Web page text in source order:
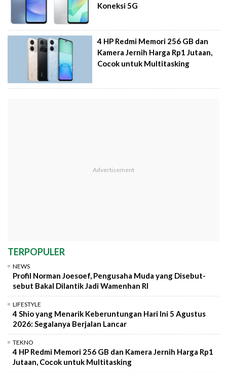
Koneksi 5G
4 HP Redmi Memori 256 GB dan
Kamera Jernih Harga Rp1 Jutaan,
Cocok untuk Multitasking
TERPOPULER
NEWS
Profil Norman Joesoef, Pengusaha Muda yang Disebut-
sebut Bakal Dilantik Jadi Wamenhan RI
LIFESTYLE
4 Shio yang Menarik Keberuntungan Hari Ini 5 Agustus
2026: Segalanya Berjalan Lancar
TEKNO
4 HP Redmi Memori 256 GB dan Kamera Jernih Harga Rp1
Jutaan, Cocok untuk Multitasking